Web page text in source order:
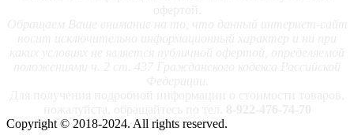
Copyright © 2018-2024. All rights reserved.